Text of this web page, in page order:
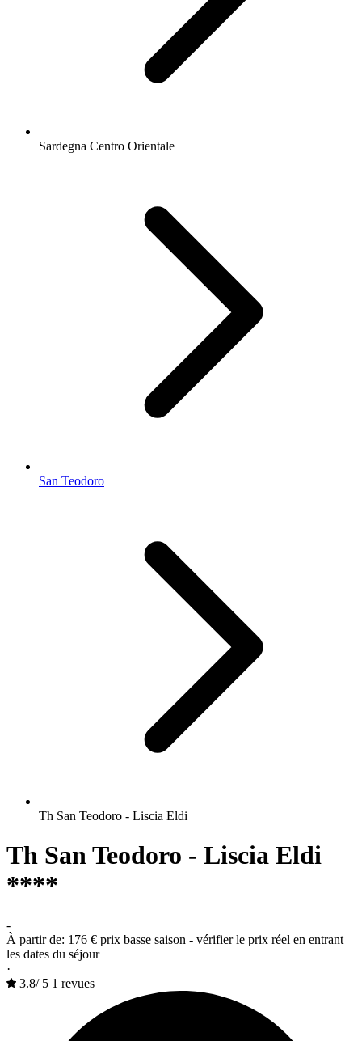
Sardegna Centro Orientale
San Teodoro
Th San Teodoro - Liscia Eldi
Th San Teodoro - Liscia Eldi
****
-
À partir de: 176 € prix basse saison - vérifier le prix réel en entrant
les dates du séjour
·
3.8/ 5 1 revues